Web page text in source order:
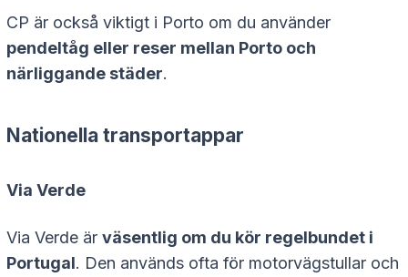
CP är också viktigt i Porto om du använder
pendeltåg eller reser mellan Porto och
närliggande städer.
Nationella transportappar
Via Verde
Via Verde är väsentlig om du kör regelbundet i
Portugal. Den används ofta för motorvägstullar och